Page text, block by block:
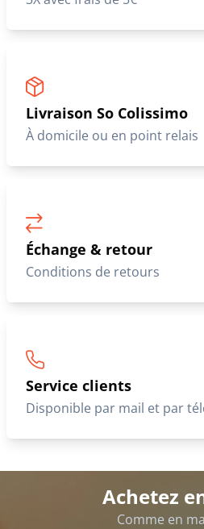
Livraison So Colissimo
À domicile ou en point relais
Échange & retour
Conditions de retours
Service clients
Disponible par mail et par
Achetez
Comme en